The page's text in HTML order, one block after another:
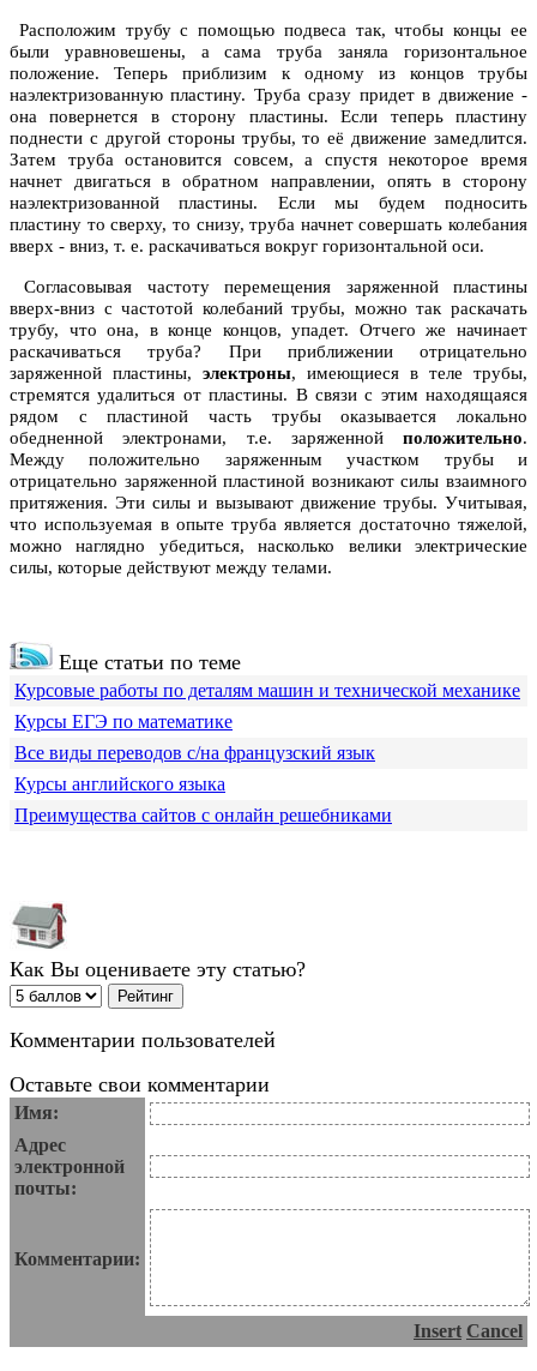
Расположим трубу с помощью подвеса так, чтобы концы ее
были уравновешены, а сама труба заняла горизонтальное
положение. Теперь приблизим к одному из концов трубы
наэлектризованную пластину. Труба сразу придет в движение -
она повернется в сторону пластины. Если теперь пластину
поднести с другой стороны трубы, то её движение замедлится.
Затем труба остановится совсем, а спустя некоторое время
начнет двигаться в обратном направлении, опять в сторону
наэлектризованной пластины. Если мы будем подносить
пластину то сверху, то снизу, труба начнет совершать колебания
вверх - вниз, т. е. раскачиваться вокруг горизонтальной оси.
Согласовывая частоту перемещения заряженной пластины
вверх-вниз с частотой колебаний трубы, можно так раскачать
трубу, что она, в конце концов, упадет. Отчего же начинает
раскачиваться труба? При приближении отрицательно
заряженной пластины, электроны, имеющиеся в теле трубы,
стремятся удалиться от пластины. В связи с этим находящаяся
рядом с пластиной часть трубы оказывается локально
обедненной электронами, т.е. заряженной положительно.
Между положительно заряженным участком трубы и
отрицательно заряженной пластиной возникают силы взаимного
притяжения. Эти силы и вызывают движение трубы. Учитывая,
что используемая в опыте труба является достаточно тяжелой,
можно наглядно убедиться, насколько велики электрические
силы, которые действуют между телами.
Еще статьи по теме
Курсовые работы по деталям машин и технической механике
Курсы ЕГЭ по математике
Все виды переводов с/на французский язык
Курсы английского языка
Преимущества сайтов с онлайн решебниками
Как Вы оцениваете эту статью?
Комментарии пользователей
Оставьте свои комментарии
Имя:
Адрес
электронной
почты:
Комментарии:
Insert Cancel